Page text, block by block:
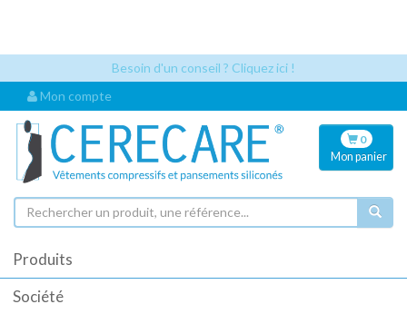
Besoin d'un conseil ? Cliquez ici !
Mon compte
0
Mon panier
Produits
Société